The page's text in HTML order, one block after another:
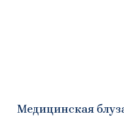
Медицинская